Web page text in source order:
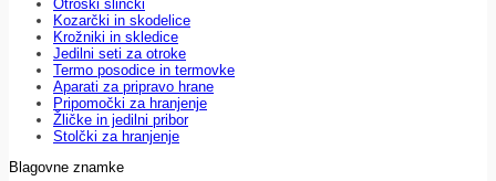
Otroški slinčki
Kozarčki in skodelice
Krožniki in skledice
Jedilni seti za otroke
Termo posodice in termovke
Aparati za pripravo hrane
Pripomočki za hranjenje
Žličke in jedilni pribor
Stolčki za hranjenje
Blagovne znamke